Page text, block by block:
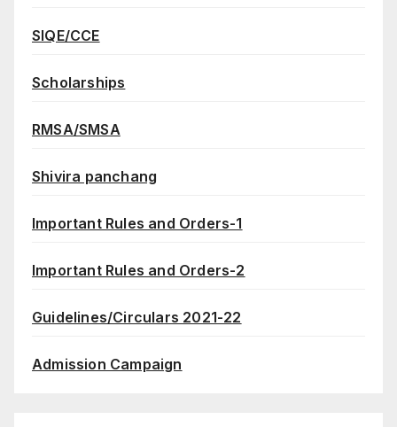
SIQE/CCE
Scholarships
RMSA/SMSA
Shivira panchang
Important Rules and Orders-1
Important Rules and Orders-2
Guidelines/Circulars 2021-22
Admission Campaign